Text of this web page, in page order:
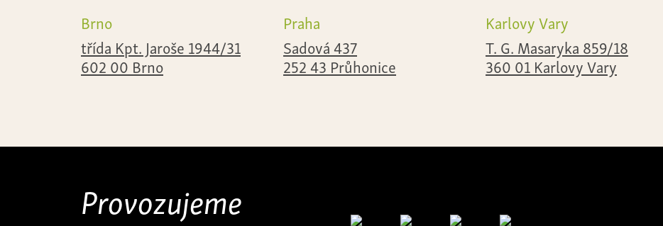
Brno
třída Kpt. Jaroše 1944/31
602 00 Brno
Praha
Sadová 437
252 43 Průhonice
Karlovy Vary
T. G. Masaryka 859/18
360 01 Karlovy Vary
Provozujeme